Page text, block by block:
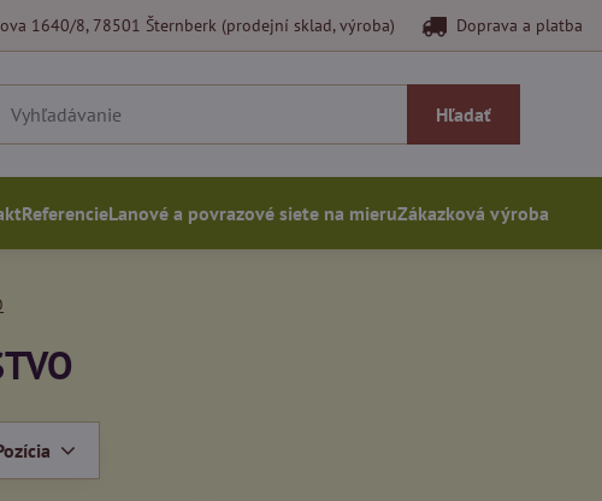
1640/8, 78501 Šternberk (prodejní sklad, výroba) Doprava a platba
Hľadať
ReferencieLanové a povrazové siete na mieruZákazková výroba